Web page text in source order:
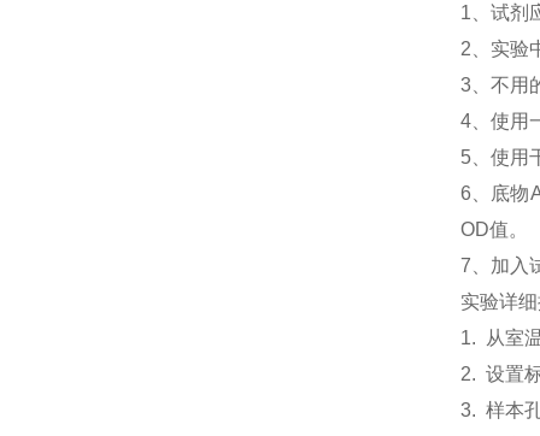
1、 试剂
2、 实验
3、 不用
4、 使用
5、 使用
6、
底物
OD值。
7、加入
实验详
1. 从室
2. 设置
3. 样本